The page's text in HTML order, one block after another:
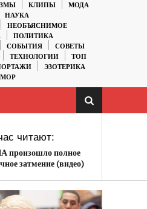
КЛИПЫ
МОДА
НАУКА
НЕОБЪЯСНИМОЕ
ПОЛИТИКА
СОБЫТИЯ
СОВЕТЫ
ТЕХНОЛОГИИ
ТОП
ЭЗОТЕРИКА
читают:
произошло полное
затмение (видео)